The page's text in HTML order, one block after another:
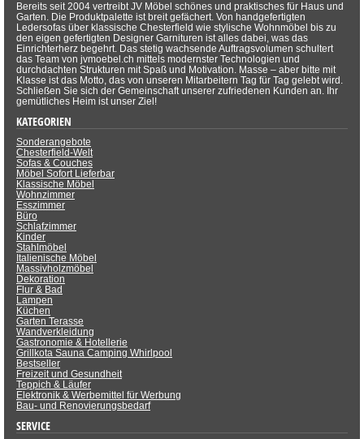
Bereits seit 2004 vertreibt JV Möbel schönes und praktisches für Haus und
Garten. Die Produktpalette ist breit gefächert. Von handgefertigten
Ledersofas über klassische Chesterfield wie stylische Wohnmöbel bis zu
den eigen gefertigten Designer Garnituren ist alles dabei, was das
Einrichterherz begehrt. Das stetig wachsende Auftragsvolumen schultert
das Team von jvmoebel.ch mittels modernster Technologien und
durchdachten Strukturen mit Spaß und Motivation. Masse – aber bitte mit
Klasse ist das Motto, das von unseren Mitarbeitern Tag für Tag gelebt wird.
Schließen Sie sich der Gemeinschaft unserer zufriedenen Kunden an. Ihr
gemütliches Heim ist unser Ziel!
KATEGORIEN
Sonderangebote
Chesterfield-Welt
Sofas & Couches
Möbel Sofort Lieferbar
Klassische Möbel
Wohnzimmer
Esszimmer
Büro
Schlafzimmer
Kinder
Stahlmöbel
Italienische Möbel
Massivholzmöbel
Dekoration
Flur & Bad
Lampen
Küchen
Garten Terasse
Wandverkleidung
Gastronomie & Hotellerie
Grillkota Sauna Camping Whirlpool
Bestseller
Freizeit und Gesundheit
Teppich & Läufer
Elektronik & Werbemittel für Werbung
Bau- und Renovierungsbedarf
SERVICE